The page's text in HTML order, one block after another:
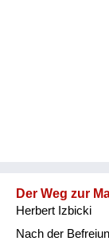
Der Weg zur
Herbert Izbicki
Nach der